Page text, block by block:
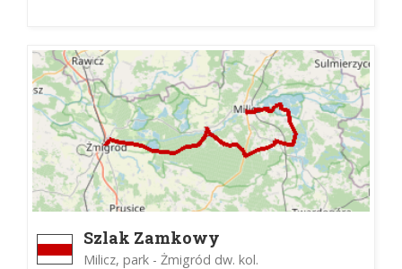
Szlak Zamkowy
Milicz, park - Żmigród dw. kol.